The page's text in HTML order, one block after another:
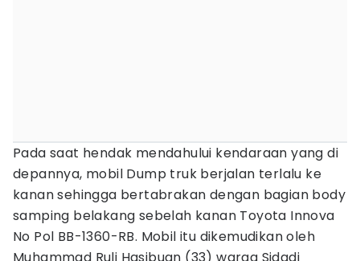
Pada saat hendak mendahului kendaraan yang di
depannya, mobil Dump truk berjalan terlalu ke
kanan sehingga bertabrakan dengan bagian body
samping belakang sebelah kanan Toyota Innova
No Pol BB-1360-RB. Mobil itu dikemudikan oleh